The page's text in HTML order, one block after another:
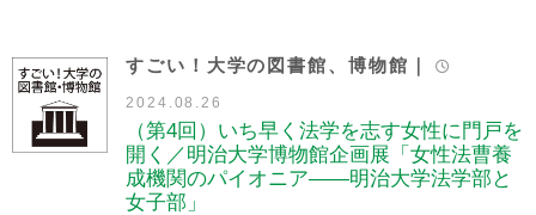
すごい！大学の図書館、博物館｜
2024.08.26
（第4回）いち早く法学を志す女性に門戸を
開く／明治大学博物館企画展「女性法曹養
成機関のパイオニア――明治大学法学部と
女子部」